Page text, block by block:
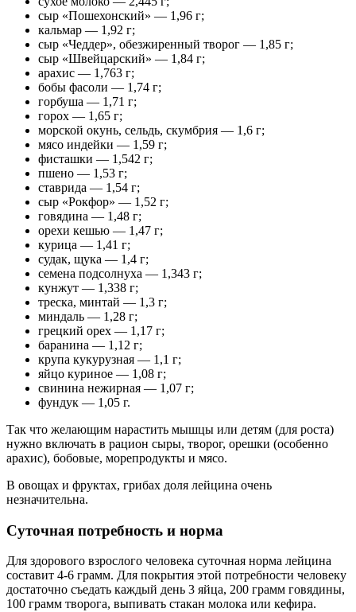
сыр «Пошехонский» — 1,96 г;
кальмар — 1,92 г;
сыр «Чеддер», обезжиренный творог — 1,85 г;
сыр «Швейцарский» — 1,84 г;
арахис — 1,763 г;
бобы фасоли — 1,74 г;
горбуша — 1,71 г;
горох — 1,65 г;
морской окунь, сельдь, скумбрия — 1,6 г;
мясо индейки — 1,59 г;
фисташки — 1,542 г;
пшено — 1,53 г;
ставрида — 1,54 г;
сыр «Рокфор» — 1,52 г;
говядина — 1,48 г;
орехи кешью — 1,47 г;
курица — 1,41 г;
судак, щука — 1,4 г;
семена подсолнуха — 1,343 г;
кунжут — 1,338 г;
треска, минтай — 1,3 г;
миндаль — 1,28 г;
грецкий орех — 1,17 г;
баранина — 1,12 г;
крупа кукурузная — 1,1 г;
яйцо куриное — 1,08 г;
свинина нежирная — 1,07 г;
фундук — 1,05 г.
Так что желающим нарастить мышцы или детям (для роста)
нужно включать в рацион сыры, творог, орешки (особенно
арахис), бобовые, морепродукты и мясо.
В овощах и фруктах, грибах доля лейцина очень
незначительна.
Суточная потребность и норма
Для здорового взрослого человека суточная норма лейцина
составит 4-6 грамм. Для покрытия этой потребности человеку
достаточно съедать каждый день 3 яйца, 200 грамм говядины,
100 грамм творога, выпивать стакан молока или кефира.